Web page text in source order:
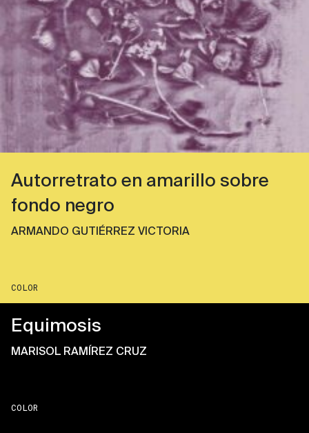
Autorretrato en amarillo sobre
fondo negro
ARMANDO GUTIÉRREZ VICTORIA
COLOR
Equimosis
MARISOL RAMÍREZ CRUZ
COLOR